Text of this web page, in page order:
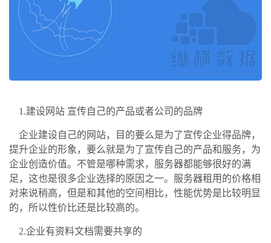
1.建设网站 宣传自己的产品或者公司的品牌
企业建设自己的网站，目的要么是为了宣传企业得品牌，
提升企业的形象，要么就是为了宣传自己的产品和服务，为
企业创造价值。不管是哪种需求，服务器都能够很好的满
足，这也是很多企业选择的原因之一。服务器租用的价格相
对来说稍高，但是和其他的空间相比，性能优势是比较明显
的，所以性价比还是比较高的。
2.企业有资料文档需要共享的